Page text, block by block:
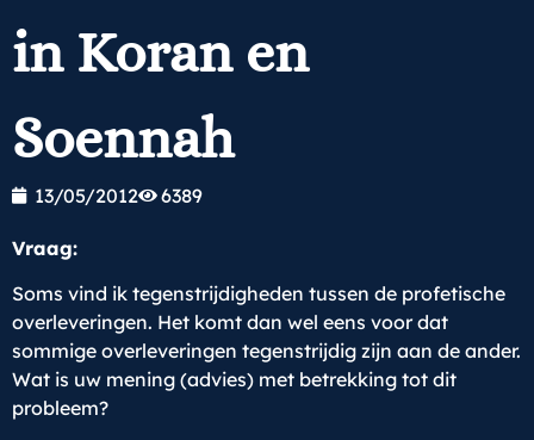
in Koran en
Soennah
13/05/2012 6389
Vraag:
Soms vind ik tegenstrijdigheden tussen de profetische
overleveringen. Het komt dan wel eens voor dat
sommige overleveringen tegenstrijdig zijn aan de ander.
Wat is uw mening (advies) met betrekking tot dit
probleem?